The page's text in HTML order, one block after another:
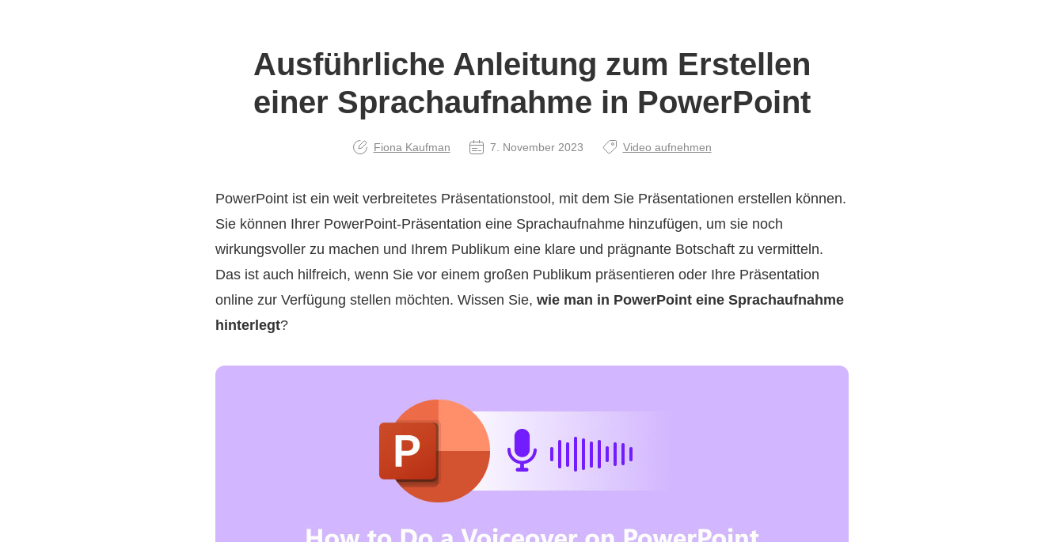
Ausführliche Anleitung zum Erstellen
einer Sprachaufnahme in PowerPoint
Fiona Kaufman 7. November 2023 Video aufnehmen
PowerPoint ist ein weit verbreitetes Präsentationstool, mit dem Sie Präsentationen erstellen können.
Sie können Ihrer PowerPoint-Präsentation eine Sprachaufnahme hinzufügen, um sie noch
wirkungsvoller zu machen und Ihrem Publikum eine klare und prägnante Botschaft zu vermitteln.
Das ist auch hilfreich, wenn Sie vor einem großen Publikum präsentieren oder Ihre Präsentation
online zur Verfügung stellen möchten. Wissen Sie, wie man in PowerPoint eine Sprachaufnahme
hinterlegt?